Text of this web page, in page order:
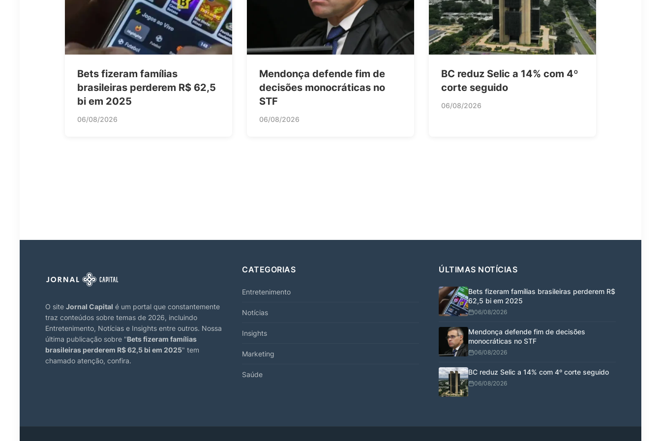
Bets fizeram famílias
brasileiras perderem R$ 62,5
bi em 2025
06/08/2026
Mendonça defende fim de
decisões monocráticas no
STF
06/08/2026
BC reduz Selic a 14% com 4º
corte seguido
06/08/2026
O site Jornal Capital é um portal que constantemente
traz conteúdos sobre temas de 2026, incluindo
Entretenimento, Notícias e Insights entre outros. Nossa
última publicação sobre "Bets fizeram famílias
brasileiras perderem R$ 62,5 bi em 2025" tem
chamado atenção, confira.
CATEGORIAS
Entretenimento
Notícias
Insights
Marketing
Saúde
ÚLTIMAS NOTÍCIAS
Bets fizeram famílias brasileiras perderem R$
62,5 bi em 2025
06/08/2026
Mendonça defende fim de decisões
monocráticas no STF
06/08/2026
BC reduz Selic a 14% com 4º corte seguido
06/08/2026